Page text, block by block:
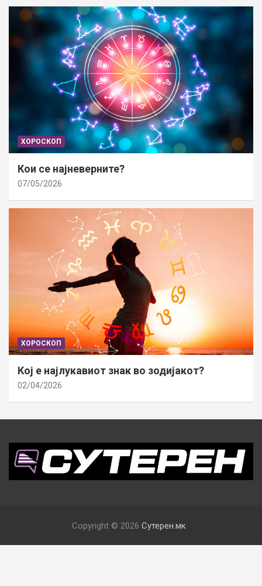
ХОРОСКОП
Кои се најневерните?
07/05/2026
ХОРОСКОП
Кој е најлукавиот знак во зодијакот?
02/04/2026
Copyright © 2026 Сутерен.мк